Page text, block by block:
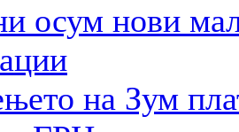
осум нови
на Зум